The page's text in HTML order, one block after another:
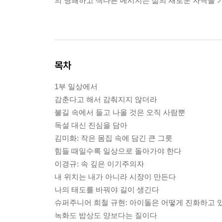
목차
1부 일상에서
감춘다고 해서 감춰지지 않더라
불길 속에서 들고 나올 것은 오직 사람뿐
독설 대신 진심을 담아
김미화: 작은 몸집 속에 담긴 큰 그릇
힘들 때일수록 일상으로 돌아가야 한다
이경규: 속 깊은 이기주의자
내 위치는 내가 아니라 시장이 만든다
나의 태도를 바꿔야 길이 생긴다
슈퍼주니어 희철 규현: 아이돌은 어떻게 진화하고
녹화도 밥상도 양보다는 질이다